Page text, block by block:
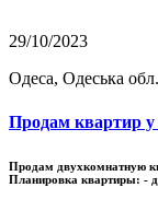
29/10/2023
Одеса, Одеська обл.
Продам квартир у
Продам двухкомнатную
Планировка квартиры: -